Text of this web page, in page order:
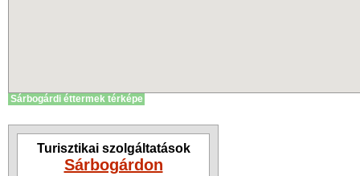
Sárbogárdi éttermek térképe
Turisztikai szolgáltatások
Sárbogárdon